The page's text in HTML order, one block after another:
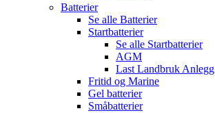
Batterier
Se alle Batterier
Startbatterier
Se alle Startbatterier
AGM
Last Landbruk Anlegg
Fritid og Marine
Gel batterier
Småbatterier